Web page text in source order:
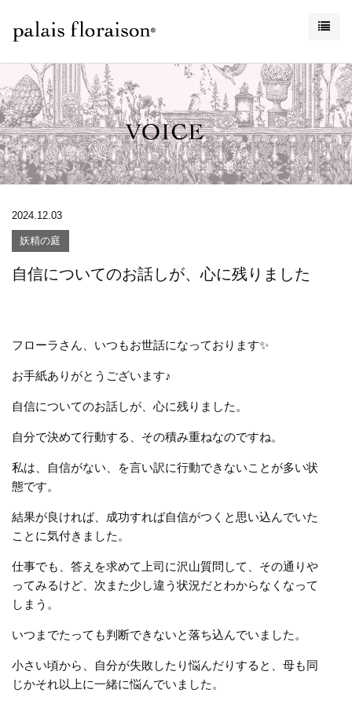
2024.12.03
妖精の庭
自信についてのお話しが、心に残りました
フローラさん、いつもお世話になっております✨
お手紙ありがとうございます♪
自信についてのお話しが、心に残りました。
自分で決めて行動する、その積み重ねなのですね。
私は、自信がない、を言い訳に行動できないことが多い状
態です。
結果が良ければ、成功すれば自信がつくと思い込んでいた
ことに気付きました。
仕事でも、答えを求めて上司に沢山質問して、その通りや
ってみるけど、次また少し違う状況だとわからなくなって
しまう。
いつまでたっても判断できないと落ち込んでいました。
小さい頃から、自分が失敗したり悩んだりすると、母も同
じかそれ以上に一緒に悩んでいました。